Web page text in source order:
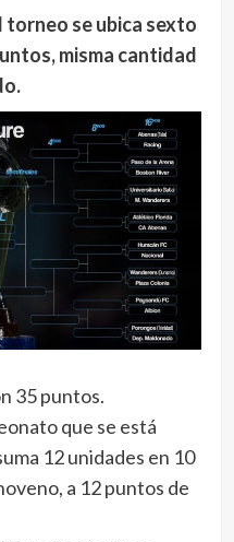
se ubica sexto
misma cantidad
35 puntos.
que se está
12 unidades en 10
a 12 puntos de